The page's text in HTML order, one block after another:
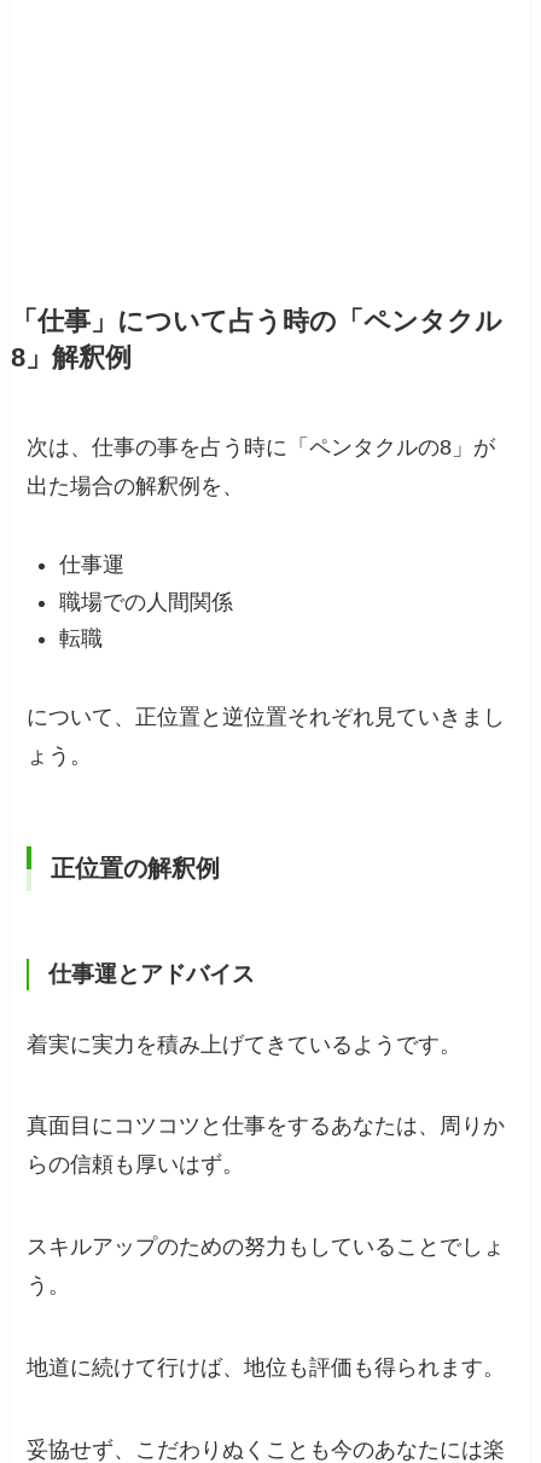
「仕事」について占う時の「ペンタクル
8」解釈例
次は、仕事の事を占う時に「ペンタクルの8」が
出た場合の解釈例を、
仕事運
職場での人間関係
転職
について、正位置と逆位置それぞれ見ていきまし
ょう。
正位置の解釈例
仕事運とアドバイス
着実に実力を積み上げてきているようです。
真面目にコツコツと仕事をするあなたは、周りか
らの信頼も厚いはず。
スキルアップのための努力もしていることでしょ
う。
地道に続けて行けば、地位も評価も得られます。
妥協せず、こだわりぬくことも今のあなたには楽